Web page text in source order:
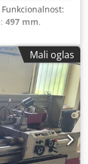
Funkcionalnost:
497 mm,
X-osi:
Z-osi:575 mm,
Mali oglas